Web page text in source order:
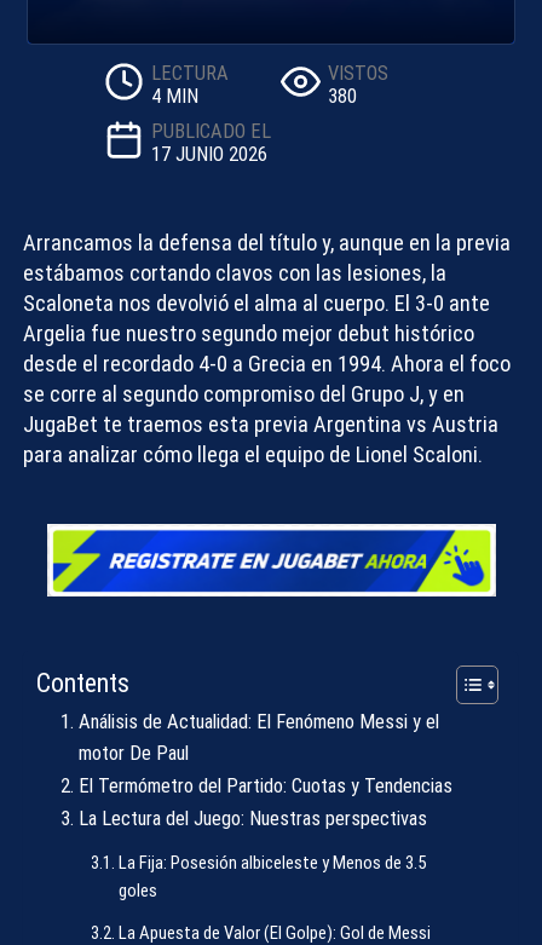
LECTURA
4 MIN
VISTOS
380
PUBLICADO EL
17 JUNIO 2026
Arrancamos la defensa del título y, aunque en la previa
estábamos cortando clavos con las lesiones, la
Scaloneta nos devolvió el alma al cuerpo. El 3-0 ante
Argelia fue nuestro segundo mejor debut histórico
desde el recordado 4-0 a Grecia en 1994. Ahora el foco
se corre al segundo compromiso del Grupo J, y en
JugaBet te traemos esta previa Argentina vs Austria
para analizar cómo llega el equipo de Lionel Scaloni.
Contents
Análisis de Actualidad: El Fenómeno Messi y el
motor De Paul
El Termómetro del Partido: Cuotas y Tendencias
La Lectura del Juego: Nuestras perspectivas
La Fija: Posesión albiceleste y Menos de 3.5
goles
La Apuesta de Valor (El Golpe): Gol de Messi